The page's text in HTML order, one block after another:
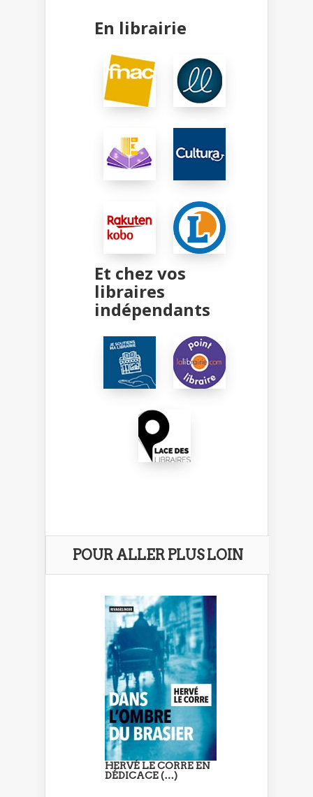
En librairie
Et chez vos
libraires
indépendants
POUR ALLER PLUS LOIN
HERVÉ LE CORRE EN
DÉDICACE (…)